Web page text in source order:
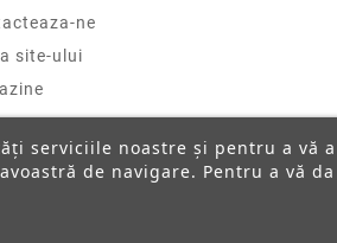
ne
site-ului
serviciile noastre și pentru a vă
de navigare. Pentru a vă